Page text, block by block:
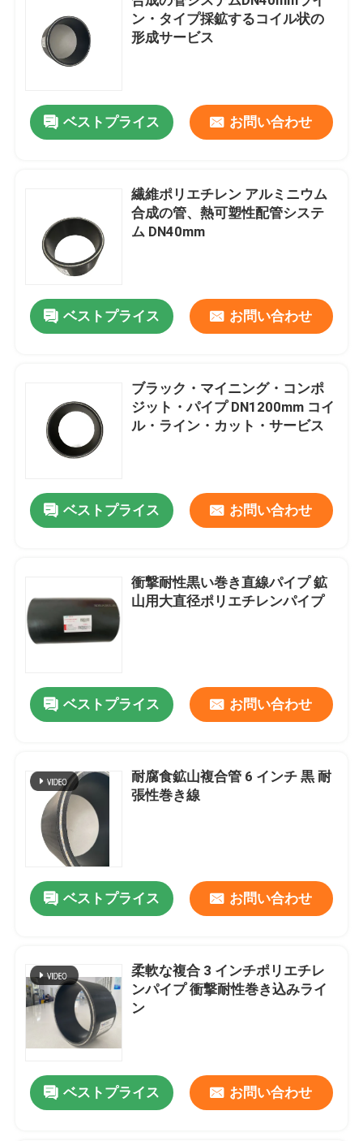
ホーム
VRショー
企業情報
会社案内
お問い合わせ
見積依頼
補強された熱可塑性の管
熱可塑性の合成の管
ガラス繊維強化プラスチックの管
フレキシブル複合パイプ
多層合成の管
複合ガス管
ン・タイプ採鉱するコイル状の
形成サービス
ベストプライス お問い合わせ
繊維ポリエチレン アルミニウム
合成の管、熱可塑性配管システ
ム DN40mm
ベストプライス お問い合わせ
ブラック・マイニング・コンポ
ジット・パイプ DN1200mm コイ
ル・ライン・カット・サービス
ベストプライス お問い合わせ
衝撃耐性黒い巻き直線パイプ 鉱
山用大直径ポリエチレンパイプ
ベストプライス お問い合わせ
耐腐食鉱山複合管 6 インチ 黒 耐
張性巻き線
ベストプライス お問い合わせ
柔軟な複合 3 インチポリエチレ
ンパイプ 衝撃耐性巻き込みライ
ン
ベストプライス お問い合わせ